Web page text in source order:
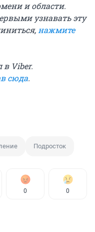
и области.
узнавать эту
нажмите
в Viber.
сюда.
Подросток
0 0